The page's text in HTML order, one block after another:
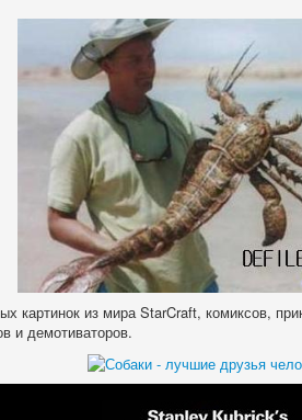
картинок из мира StarCraft, комиксов,
и демотиваторов.